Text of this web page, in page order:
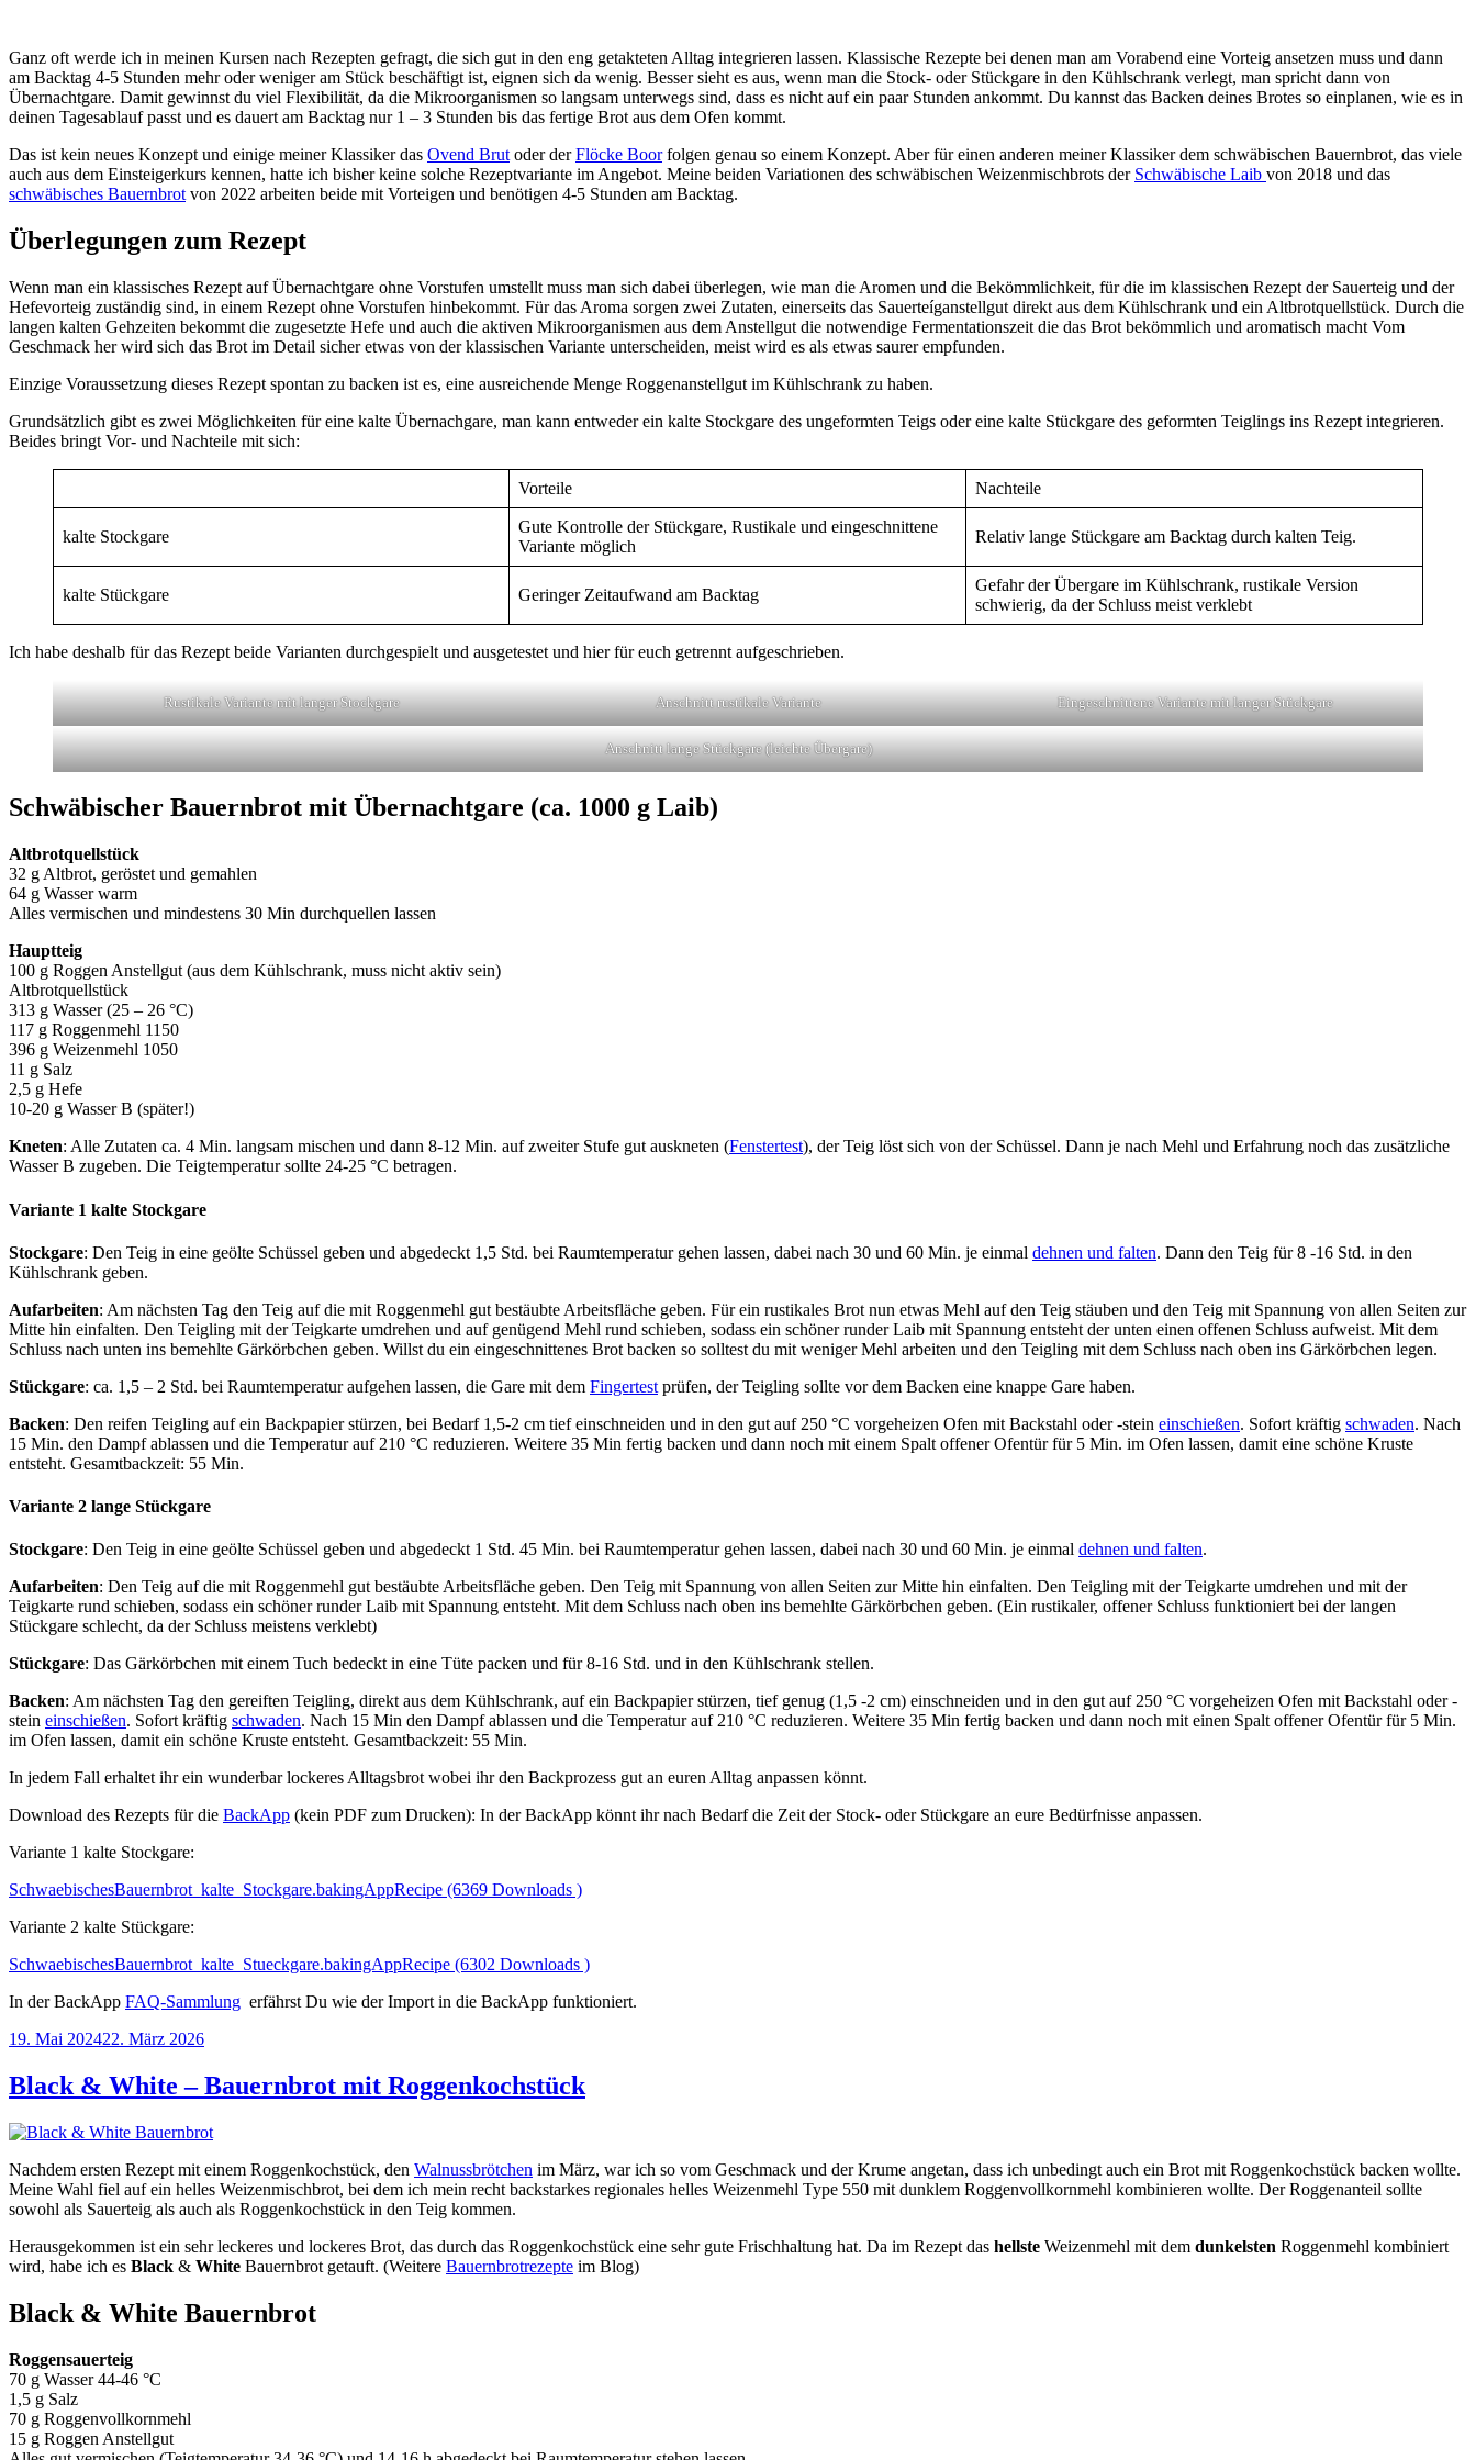
Ganz oft werde ich in meinen Kursen nach Rezepten gefragt, die sich gut in den eng getakteten Alltag integrieren lassen. Klassische Rezepte bei denen man am Vorabend eine Vorteig ansetzen muss und dann
am Backtag 4-5 Stunden mehr oder weniger am Stück beschäftigt ist, eignen sich da wenig. Besser sieht es aus, wenn man die Stock- oder Stückgare in den Kühlschrank verlegt, man spricht dann von
Übernachtgare. Damit gewinnst du viel Flexibilität, da die Mikroorganismen so langsam unterwegs sind, dass es nicht auf ein paar Stunden ankommt. Du kannst das Backen deines Brotes so einplanen, wie es in
deinen Tagesablauf passt und es dauert am Backtag nur 1 – 3 Stunden bis das fertige Brot aus dem Ofen kommt.
Das ist kein neues Konzept und einige meiner Klassiker das Ovend Brut oder derFlöcke Boorfolgen genau so einem Konzept. Aber für einen anderen meiner Klassiker dem schwäbischen Bauernbrot, das viele
auch aus dem Einsteigerkurs kennen, hatte ich bisher keine solche Rezeptvariante im Angebot. Meine beiden Variationen des schwäbischen Weizenmischbrots der Schwäbische Laib von 2018 und das
schwäbisches Bauernbrot von 2022 arbeiten beide mit Vorteigen und benötigen 4-5 Stunden am Backtag.
Überlegungen zum Rezept
Wenn man ein klassisches Rezept auf Übernachtgare ohne Vorstufen umstellt muss man sich dabei überlegen, wie man die Aromen und die Bekömmlichkeit, für die im klassischen Rezept der Sauerteig und der
Hefevorteig zuständig sind, in einem Rezept ohne Vorstufen hinbekommt. Für das Aroma sorgen zwei Zutaten, einerseits das Sauerteíganstellgut direkt aus dem Kühlschrank und ein Altbrotquellstück. Durch die
langen kalten Gehzeiten bekommt die zugesetzte Hefe und auch die aktiven Mikroorganismen aus dem Anstellgut die notwendige Fermentationszeit die das Brot bekömmlich und aromatisch macht Vom
Geschmack her wird sich das Brot im Detail sicher etwas von der klassischen Variante unterscheiden, meist wird es als etwas saurer empfunden.
Einzige Voraussetzung dieses Rezept spontan zu backen ist es, eine ausreichende Menge Roggenanstellgut im Kühlschrank zu haben.
Grundsätzlich gibt es zwei Möglichkeiten für eine kalte Übernachgare, man kann entweder ein kalte Stockgare des ungeformten Teigs oder eine kalte Stückgare des geformten Teiglings ins Rezept integrieren.
Beides bringt Vor- und Nachteile mit sich:
Vorteile Nachteile
kalte Stockgare
Gute Kontrolle der Stückgare, Rustikale und eingeschnittene
Variante möglich
Relativ lange Stückgare am Backtag durch kalten Teig.
kalte Stückgare Geringer Zeitaufwand am Backtag
Gefahr der Übergare im Kühlschrank, rustikale Version
schwierig, da der Schluss meist verklebt
Ich habe deshalb für das Rezept beide Varianten durchgespielt und ausgetestet und hier für euch getrennt aufgeschrieben.
Rustikale Variante mit langer Stockgare Anschnitt rustikale Variante Eingeschnittene Variante mit langer Stückgare
Anschnitt lange Stückgare (leichte Übergare)
Schwäbischer Bauernbrot mit Übernachtgare (ca. 1000 g Laib)
Altbrotquellstück
32 g Altbrot, geröstet und gemahlen
64 g Wasser warm
Alles vermischen und mindestens 30 Min durchquellen lassen
Hauptteig
100 g Roggen Anstellgut (aus dem Kühlschrank, muss nicht aktiv sein)
Altbrotquellstück
313 g Wasser (25 – 26 °C)
117 g Roggenmehl 1150
396 g Weizenmehl 1050
11 g Salz
2,5 g Hefe
10-20 g Wasser B (später!)
Kneten: Alle Zutaten ca. 4 Min. langsam mischen und dann 8-12 Min. auf zweiter Stufe gut auskneten (Fenstertest), der Teig löst sich von der Schüssel. Dann je nach Mehl und Erfahrung noch das zusätzliche
Wasser B zugeben. Die Teigtemperatur sollte 24-25 °C betragen.
Variante 1 kalte Stockgare
Stockgare: Den Teig in eine geölte Schüssel geben und abgedeckt 1,5 Std. bei Raumtemperatur gehen lassen, dabei nach 30 und 60 Min. je einmal dehnen und falten. Dann den Teig für 8 -16 Std. in den
Kühlschrank geben.
Aufarbeiten: Am nächsten Tag den Teig auf die mit Roggenmehl gut bestäubte Arbeitsfläche geben. Für ein rustikales Brot nun etwas Mehl auf den Teig stäuben und den Teig mit Spannung von allen Seiten zur
Mitte hin einfalten. Den Teigling mit der Teigkarte umdrehen und auf genügend Mehl rund schieben, sodass ein schöner runder Laib mit Spannung entsteht der unten einen offenen Schluss aufweist. Mit dem
Schluss nach unten ins bemehlte Gärkörbchen geben. Willst du ein eingeschnittenes Brot backen so solltest du mit weniger Mehl arbeiten und den Teigling mit dem Schluss nach oben ins Gärkörbchen legen.
Stückgare: ca. 1,5 – 2 Std. bei Raumtemperatur aufgehen lassen, die Gare mit dem Fingertest prüfen, der Teigling sollte vor dem Backen eine knappe Gare haben.
Backen: Den reifen Teigling auf ein Backpapier stürzen, bei Bedarf 1,5-2 cm tief einschneiden und in den gut auf 250 °C vorgeheizen Ofen mit Backstahl oder -stein einschießen. Sofort kräftig schwaden. Nach
15 Min. den Dampf ablassen und die Temperatur auf 210 °C reduzieren. Weitere 35 Min fertig backen und dann noch mit einem Spalt offener Ofentür für 5 Min. im Ofen lassen, damit eine schöne Kruste
entsteht. Gesamtbackzeit: 55 Min.
Variante 2 lange Stückgare
Stockgare: Den Teig in eine geölte Schüssel geben und abgedeckt 1 Std. 45 Min. bei Raumtemperatur gehen lassen, dabei nach 30 und 60 Min. je einmal dehnen und falten.
Aufarbeiten: Den Teig auf die mit Roggenmehl gut bestäubte Arbeitsfläche geben. Den Teig mit Spannung von allen Seiten zur Mitte hin einfalten. Den Teigling mit der Teigkarte umdrehen und mit der
Teigkarte rund schieben, sodass ein schöner runder Laib mit Spannung entsteht. Mit dem Schluss nach oben ins bemehlte Gärkörbchen geben. (Ein rustikaler, offener Schluss funktioniert bei der langen
Stückgare schlecht, da der Schluss meistens verklebt)
Stückgare: Das Gärkörbchen mit einem Tuch bedeckt in eine Tüte packen und für 8-16 Std. und in den Kühlschrank stellen.
Backen: Am nächsten Tag den gereiften Teigling, direkt aus dem Kühlschrank, auf ein Backpapier stürzen, tief genug (1,5 -2 cm) einschneiden und in den gut auf 250 °C vorgeheizen Ofen mit Backstahl oder -
stein einschießen. Sofort kräftig schwaden. Nach 15 Min den Dampf ablassen und die Temperatur auf 210 °C reduzieren. Weitere 35 Min fertig backen und dann noch mit einen Spalt offener Ofentür für 5 Min.
im Ofen lassen, damit ein schöne Kruste entsteht. Gesamtbackzeit: 55 Min.
In jedem Fall erhaltet ihr ein wunderbar lockeres Alltagsbrot wobei ihr den Backprozess gut an euren Alltag anpassen könnt.
Download des Rezepts für die BackApp (kein PDF zum Drucken): In der BackApp könnt ihr nach Bedarf die Zeit der Stock- oder Stückgare an eure Bedürfnisse anpassen.
Variante 1 kalte Stockgare:
SchwaebischesBauernbrot_kalte_Stockgare.bakingAppRecipe (6369 Downloads )
Variante 2 kalte Stückgare:
SchwaebischesBauernbrot_kalte_Stueckgare.bakingAppRecipe (6302 Downloads )
In der BackApp FAQ-Sammlung erfährst Du wie der Import in die BackApp funktioniert.
Veröffentlicht
19. Mai 202422. März 2026
Black & White – Bauernbrot mit Roggenkochstück
Nachdem ersten Rezept mit einem Roggenkochstück, den Walnussbrötchen im März, war ich so vom Geschmack und der Krume angetan, dass ich unbedingt auch ein Brot mit Roggenkochstück backen wollte.
Meine Wahl fiel auf ein helles Weizenmischbrot, bei dem ich mein recht backstarkes regionales helles Weizenmehl Type 550 mit dunklem Roggenvollkornmehl kombinieren wollte. Der Roggenanteil sollte
sowohl als Sauerteig als auch als Roggenkochstück in den Teig kommen.
Herausgekommen ist ein sehr leckeres und lockeres Brot, das durch das Roggenkochstück eine sehr gute Frischhaltung hat. Da im Rezept das hellste Weizenmehl mit dem dunkelsten Roggenmehl kombiniert
wird, habe ich es Black & White Bauernbrot getauft. (Weitere Bauernbrotrezepte im Blog)
Black & White Bauernbrot
Roggensauerteig
70 g Wasser 44-46 °C
1,5 g Salz
70 g Roggenvollkornmehl
15 g Roggen Anstellgut